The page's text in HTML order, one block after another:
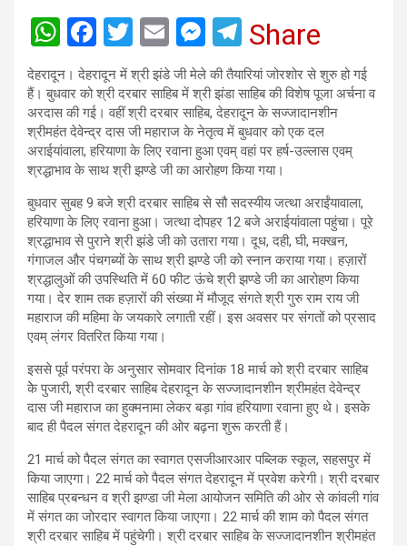
W
h
at
s
A
p
p
F
a
ce
b
o
o
k
T
wi
tt
er
E
m
ail
M
es
se
n
g
er
T
el
e
gr
a
m
Share
देहरादून। देहरादून में श्री झंडे जी मेले की तैयारियां जोरशोर से शुरु हो गई
हैं। बुधवार को श्री दरबार साहिब में श्री झंडा साहिब की विशेष पूजा अर्चना व
अरदास की गई। वहीं श्री दरबार साहिब, देहरादून के सज्जादानशीन
श्रीमहंत देवेन्द्र दास जी महाराज के नेतृत्व में बुधवार को एक दल
अराईयांवाला, हरियाणा के लिए रवाना हुआ एवम् वहां पर हर्ष-उल्लास एवम्
श्रद्धाभाव के साथ श्री झण्डे जी का आरोहण किया गया।
बुधवार सुबह 9 बजे श्री दरबार साहिब से सौ सदस्यीय जत्था अराईंयावाला,
हरियाणा के लिए रवाना हुआ। जत्था दोपहर 12 बजे अराईयांवाला पहुंचा। पूरे
श्रद्धाभाव से पुराने श्री झंडे जी को उतारा गया। दूध, दही, घी, मक्खन,
गंगाजल और पंचगब्यों के साथ श्री झण्डे जी को स्नान कराया गया। हज़ारों
श्रद्धालुओं की उपस्थिति में 60 फीट ऊंचे श्री झण्डे जी का आरोहण किया
गया। देर शाम तक हज़ारों की संख्या में मौजूद संगते श्री गुरु राम राय जी
महाराज की महिमा के जयकारे लगाती रहीं। इस अवसर पर संगतों को प्रसाद
एवम् लंगर वितरित किया गया।
इससे पूर्व परंपरा के अनुसार सोमवार दिनांक 18 मार्च को श्री दरबार साहिब
केे पुजारी, श्री दरबार साहिब देहरादून के सज्जादानशीन श्रीमहंत देवेन्द्र
दास जी महाराज का हुक्मनामा लेकर बड़ा गांव हरियाणा रवाना हुए थे। इसके
बाद ही पैदल संगत देहरादून की ओर बढ़ना शुरू करती हैं।
21 मार्च को पैदल संगत का स्वागत एसजीआरआर पब्लिक स्कूल, सहसपुर में
किया जाएगा। 22 मार्च को पैदल संगत देहरादून में प्रवेश करेगी। श्री दरबार
साहिब प्रबन्धन व श्री झण्डा जी मेला आयोजन समिति की ओर से कांवली गांव
में संगत का जोरदार स्वागत किया जाएगा। 22 मार्च की शाम को पैदल संगत
श्री दरबार साहिब में पहुंचेगी। श्री दरबार साहिब के सज्जादानशीन श्रीमहंत